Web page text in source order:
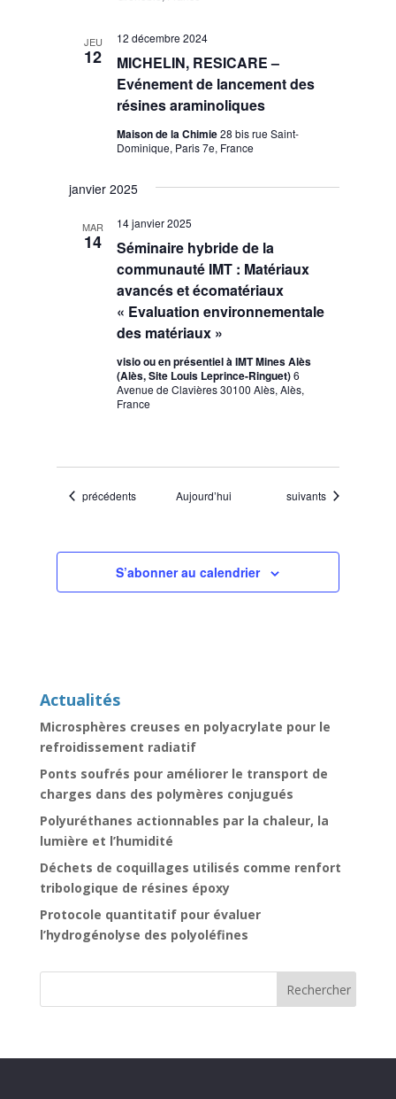
JEU
12
MICHELIN, RESICARE –
Evénement de lancement des
résines araminoliques
12 décembre 2024
Maison de la Chimie28 bis rue Saint-
Dominique, Paris 7e, France
janvier 2025
MAR
14
Séminaire hybride de la
communauté IMT : Matériaux
avancés et écomatériaux
« Evaluation environnementale
des matériaux »
14 janvier 2025
visio ou en présentiel à IMT Mines Alès
(Alès, Site Louis Leprince-Ringuet)6
Avenue de Clavières 30100 Alès, Alès,
France
Évènements
précédents Aujourd’hui Évènements
suivants
S’abonner au calendrier
Actualités
Microsphères creuses en polyacrylate pour le
refroidissement radiatif
Ponts soufrés pour améliorer le transport de
charges dans des polymères conjugués
Polyuréthanes actionnables par la chaleur, la
lumière et l’humidité
Déchets de coquillages utilisés comme renfort
tribologique de résines époxy
Protocole quantitatif pour évaluer
l’hydrogénolyse des polyoléfines